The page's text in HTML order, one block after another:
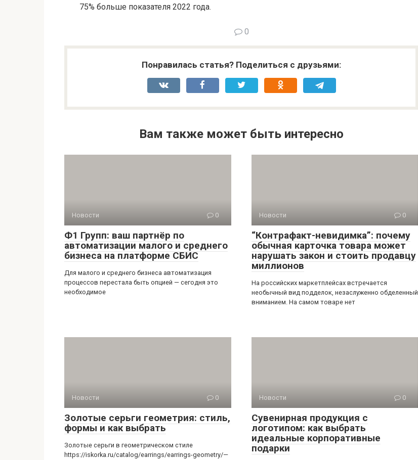
75% больше показателя 2022 года.
0
Понравилась статья? Поделиться с друзьями:
Вам также может быть интересно
Новости 0
Ф1 Групп: ваш партнёр по
автоматизации малого и среднего
бизнеса на платформе СБИС
Для малого и среднего бизнеса автоматизация
процессов перестала быть опцией — сегодня это
необходимое
Новости 0
“Контрафакт-невидимка”: почему
обычная карточка товара может
нарушать закон и стоить продавцу
миллионов
На российских маркетплейсах встречается
необычный вид подделок, незаслуженно обделенный
вниманием. На самом товаре нет
Новости 0
Золотые серьги геометрия: стиль,
формы и как выбрать
Золотые серьги в геометрическом стиле
https://iskorka.ru/catalog/earrings/earrings-geometry/—
Новости 0
Сувенирная продукция с
логотипом: как выбрать
идеальные корпоративные
подарки